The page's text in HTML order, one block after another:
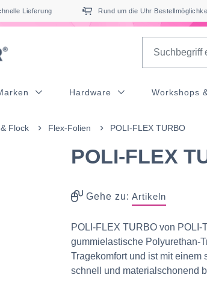
Lieferung Rund um die Uhr
Hardware Workshops
Flock Flex-Folien POLI-FLEX TURBO
POLI-FLEX
Gehe zu: Artikeln
POLI-FLEX TURBO von
gummielastische Polyurethan-
Tragekomfort und ist mit
schnell und materialschonend